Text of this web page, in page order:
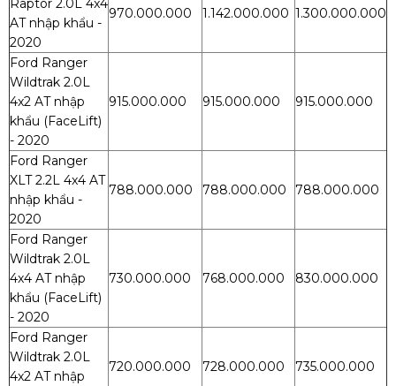
Raptor 2.0L 4x4
AT nhập khẩu -
2020
970.000.000 1.142.000.000 1.300.000.000
Ford Ranger
Wildtrak 2.0L
4x2 AT nhập
khẩu (FaceLift)
- 2020
915.000.000 915.000.000 915.000.000
Ford Ranger
XLT 2.2L 4x4 AT
nhập khẩu -
2020
788.000.000 788.000.000 788.000.000
Ford Ranger
Wildtrak 2.0L
4x4 AT nhập
khẩu (FaceLift)
- 2020
730.000.000 768.000.000 830.000.000
Ford Ranger
Wildtrak 2.0L
4x2 AT nhập
720.000.000 728.000.000 735.000.000